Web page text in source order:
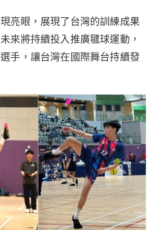
亮眼，展現了台灣的訓練成果
來將持續投入推廣毽球運動，
手，讓台灣在國際舞台持續發